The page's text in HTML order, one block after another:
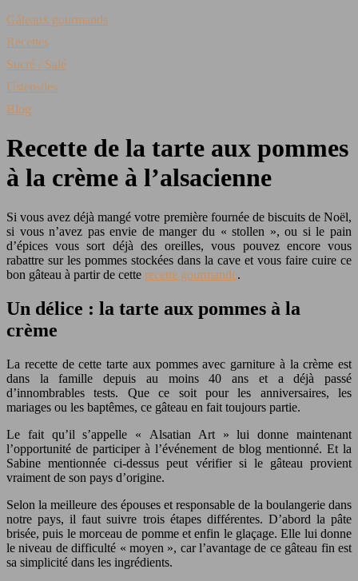
Gâteaux gourmands
Recettes
Sucré / Salé
Ustensiles
Blog
Recette de la tarte aux pommes
à la crème à l’alsacienne
Si vous avez déjà mangé votre première fournée de biscuits de Noël,
si vous n’avez pas envie de manger du « stollen », ou si le pain
d’épices vous sort déjà des oreilles, vous pouvez encore vous
rabattre sur les pommes stockées dans la cave et vous faire cuire ce
bon gâteau à partir de cette recette gourmande.
Un délice : la tarte aux pommes à la
crème
La recette de cette tarte aux pommes avec garniture à la crème est
dans la famille depuis au moins 40 ans et a déjà passé
d’innombrables tests. Que ce soit pour les anniversaires, les
mariages ou les baptêmes, ce gâteau en fait toujours partie.
Le fait qu’il s’appelle « Alsatian Art » lui donne maintenant
l’opportunité de participer à l’événement de blog mentionné. Et la
Sabine mentionnée ci-dessus peut vérifier si le gâteau provient
vraiment de son pays d’origine.
Selon la meilleure des épouses et responsable de la boulangerie dans
notre pays, il faut suivre trois étapes différentes. D’abord la pâte
brisée, puis le morceau de pomme et enfin le glaçage. Elle lui donne
le niveau de difficulté « moyen », car l’avantage de ce gâteau fin est
sa simplicité dans les ingrédients.